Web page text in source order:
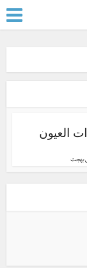
العيون
بهجت